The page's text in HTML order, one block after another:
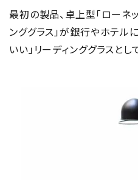
最初の製品、卓上型「ローネ
ンググラス」が銀行やホテル
いい」リーディンググラスと